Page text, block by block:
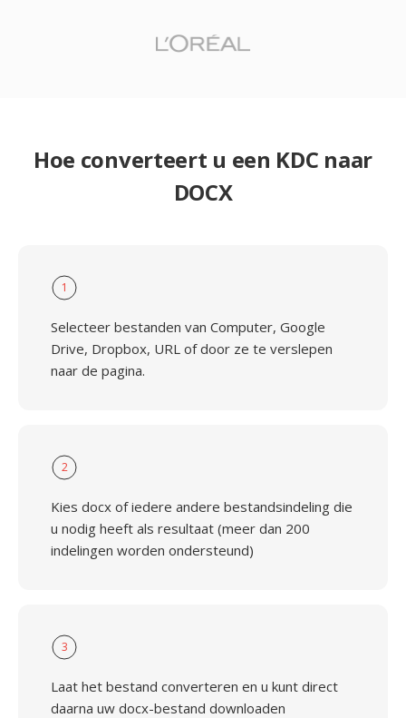
Hoe converteert u een KDC naar
DOCX
1
Selecteer bestanden van Computer, Google
Drive, Dropbox, URL of door ze te verslepen
naar de pagina.
2
Kies docx of iedere andere bestandsindeling die
u nodig heeft als resultaat (meer dan 200
indelingen worden ondersteund)
3
Laat het bestand converteren en u kunt direct
daarna uw docx-bestand downloaden